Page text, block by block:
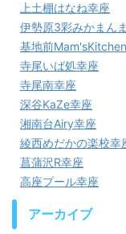
上土棚はなね幸座
伊勢原3彩みかまん
基地前
寺尾いば処幸座
寺尾南幸座
深谷KaZe幸座
湘南台Airy幸座
綾西めだかの楽校幸
菖蒲沢R幸座
高座プール幸座
アーカイブ